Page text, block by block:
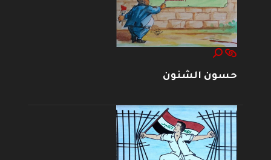
حسون الشنون